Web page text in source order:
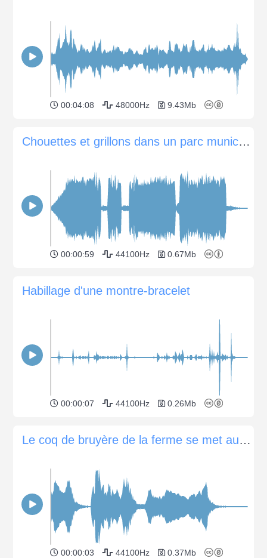
00:04:08 48000Hz 9.43Mb
Chouettes et grillons dans un parc municipal après le coucher du soleil
00:00:59 44100Hz 0.67Mb
Habillage d'une montre-bracelet
00:00:07 44100Hz 0.26Mb
Le coq de bruyère de la ferme se met aux corneilles une fois
00:00:03 44100Hz 0.37Mb